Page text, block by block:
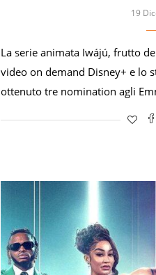
19
La serie animata Iwájú, frutto
video on demand Disney+ e lo
ottenuto tre nomination agli